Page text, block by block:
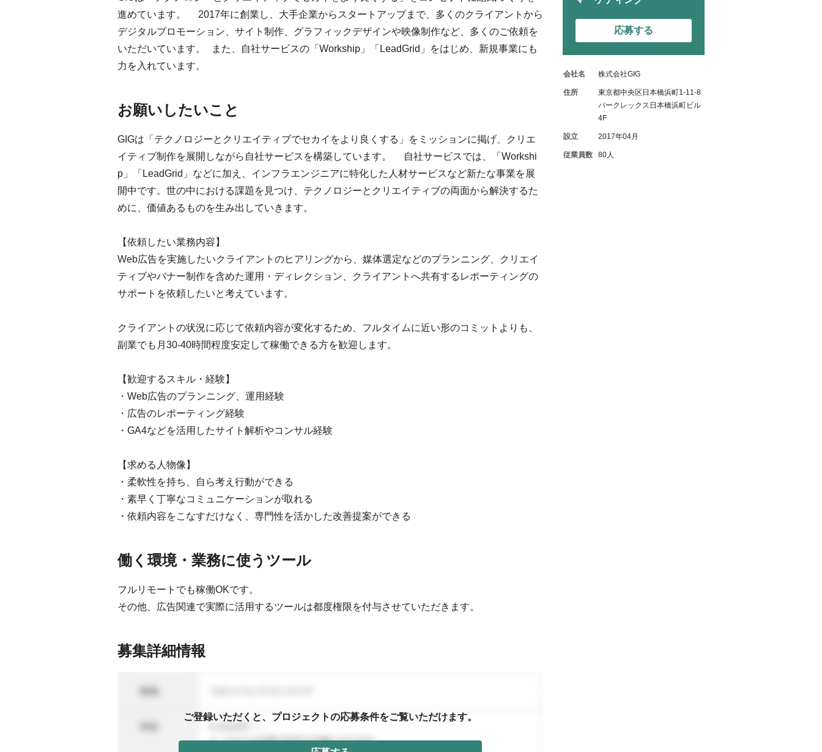
進めています。 2017年に創業し、大手企業からスタートアップまで、多くのクライアントから
デジタルプロモーション、サイト制作、グラフィックデザインや映像制作など、多くのご依頼を
いただいています。 また、自社サービスの「Workship」「LeadGrid」をはじめ、新規事業にも
力を入れています。
お願いしたいこと
GIGは「テクノロジーとクリエイティブでセカイをより良くする」をミッションに掲げ、クリエ
イティブ制作を展開しながら自社サービスを構築しています。 自社サービスでは、「Workshi
p」「LeadGrid」などに加え、インフラエンジニアに特化した人材サービスなど新たな事業を展
開中です。世の中における課題を見つけ、テクノロジーとクリエイティブの両面から解決するた
めに、価値あるものを生み出していきます。
【依頼したい業務内容】
Web広告を実施したいクライアントのヒアリングから、媒体選定などのプランニング、クリエイ
ティブやバナー制作を含めた運用・ディレクション、クライアントへ共有するレポーティングの
サポートを依頼したいと考えています。
クライアントの状況に応じて依頼内容が変化するため、フルタイムに近い形のコミットよりも、
副業でも月30-40時間程度安定して稼働できる方を歓迎します。
【歓迎するスキル・経験】
・Web広告のプランニング、運用経験
・広告のレポーティング経験
・GA4などを活用したサイト解析やコンサル経験
【求める人物像】
・柔軟性を持ち、自ら考え行動ができる
・素早く丁寧なコミュニケーションが取れる
・依頼内容をこなすだけなく、専門性を活かした改善提案ができる
働く環境・業務に使うツール
フルリモートでも稼働OKです。
その他、広告関連で実際に活用するツールは都度権限を付与させていただきます。
募集詳細情報
ご登録いただくと、プロジェクトの応募条件をご覧いただけます。
応募する
会社名 株式会社GIG
住所
東京都中央区日本橋浜町1-11-8
パークレックス日本橋浜町ビル
4F
設立 2017年04月
従業員数 80人